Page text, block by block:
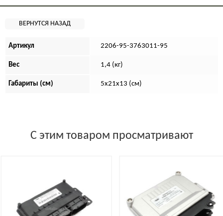
Артикул 2206-95-3763011-95
Вес 1,4 (кг)
Габариты (см) 5х21х13 (см)
С этим товаром просматривают